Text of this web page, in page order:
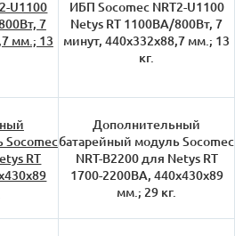
U1100
7
мм.; 13
ИБП Socomec NRT2-U1100
Netys RT 1100ВА/800Вт, 7
минут, 440х332х88,7 мм.; 13
кг.
Socomec
RT
Дополнительный
батарейный модуль Socomec
NRT-B2200 для Netys RT
1700-2200ВА, 440х430х89
мм.; 29 кг.